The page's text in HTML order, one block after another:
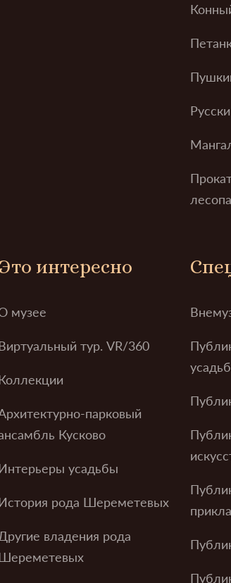
Это интересно
музее
тур. VR/360
парковый
Кусково
усадьбы
рода Шереметевых
Другие владения рода